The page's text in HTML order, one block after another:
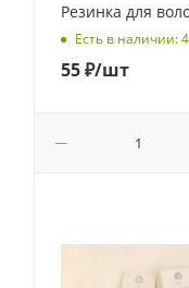
Резинка для
Есть в наличии:
55₽/шт